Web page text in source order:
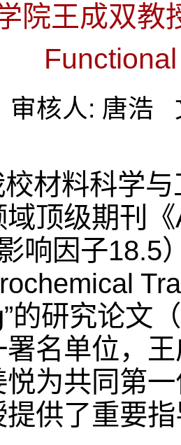
院王成双教
核人: 唐浩
材料科学
顶级期刊
响因子18.5
的研究论文
名单位，
为共同第
供了重要